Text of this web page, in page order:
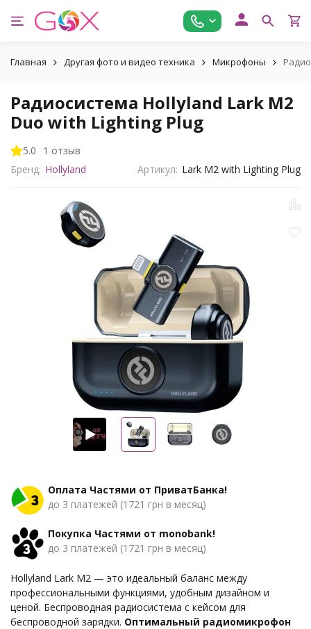
Главная Другая фото и видео техника Микрофоны
Радиосистема Hollyland Lark M2
Duo with Lighting Plug
5.0
1 отзыв
Бренд: Hollyland Артикул: Lark M2 with Lighting Plug
Оплата Частями от ПриватБанка!
до 3 платежей (1721 грн в месяц)
Покупка Частями от monobank!
до 3 платежей (1721 грн в месяц)
Hollyland Lark M2 — это идеальный баланс между
профессиональными функциями, удобным дизайном и
ценой. Беспроводная радиосистема с кейсом для
беспроводной зарядки. Оптимальный радиомикрофон